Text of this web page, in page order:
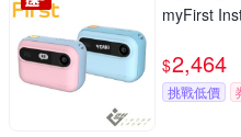
myFirst
$2,464
挑戰低價